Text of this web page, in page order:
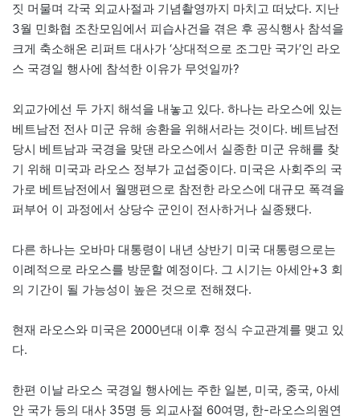
짓 머물며 각국 외교사절과 기념촬영까지 마치고 떠났다. 지난
3월 민화협 조찬모임에서 피습사건을 겪은 후 공식행사 참석을
크게 축소해온 리퍼트 대사가 ‘상대적으로 조그만 국가’인 라오
스 국경일 행사에 참석한 이유가 무엇일까?
외교가에선 두 가지 해석을 내놓고 있다. 하나는 라오스에 있는
베트남전 전사 미군 유해 송환을 위해서라는 것이다. 베트남전
당시 베트남과 국경을 맞댄 라오스에서 실종한 미군 유해를 찾
기 위해 미국과 라오스 정부가 교섭중이다. 미국은 사회주의 국
가로 베트남전에서 월맹편으로 참전한 라오스에 대규모 폭격을
퍼부어 이 과정에서 상당수 군인이 전사하거나 실종됐다.
다른 하나는 오바마 대통령이 내년 상반기 미국 대통령으로는
이례적으로 라오스를 방문할 예정이다. 그 시기는 아세안+3 회
의 기간이 될 가능성이 높은 것으로 전해졌다.
현재 라오스와 미국은 2000년대 이후 정식 수교관계를 맺고 있
다.
한편 이날 라오스 국경일 행사에는 주한 일본, 미국, 중국, 아세
안 국가 등의 대사 35명 등 외교사절 60여명, 한-라오스의원연